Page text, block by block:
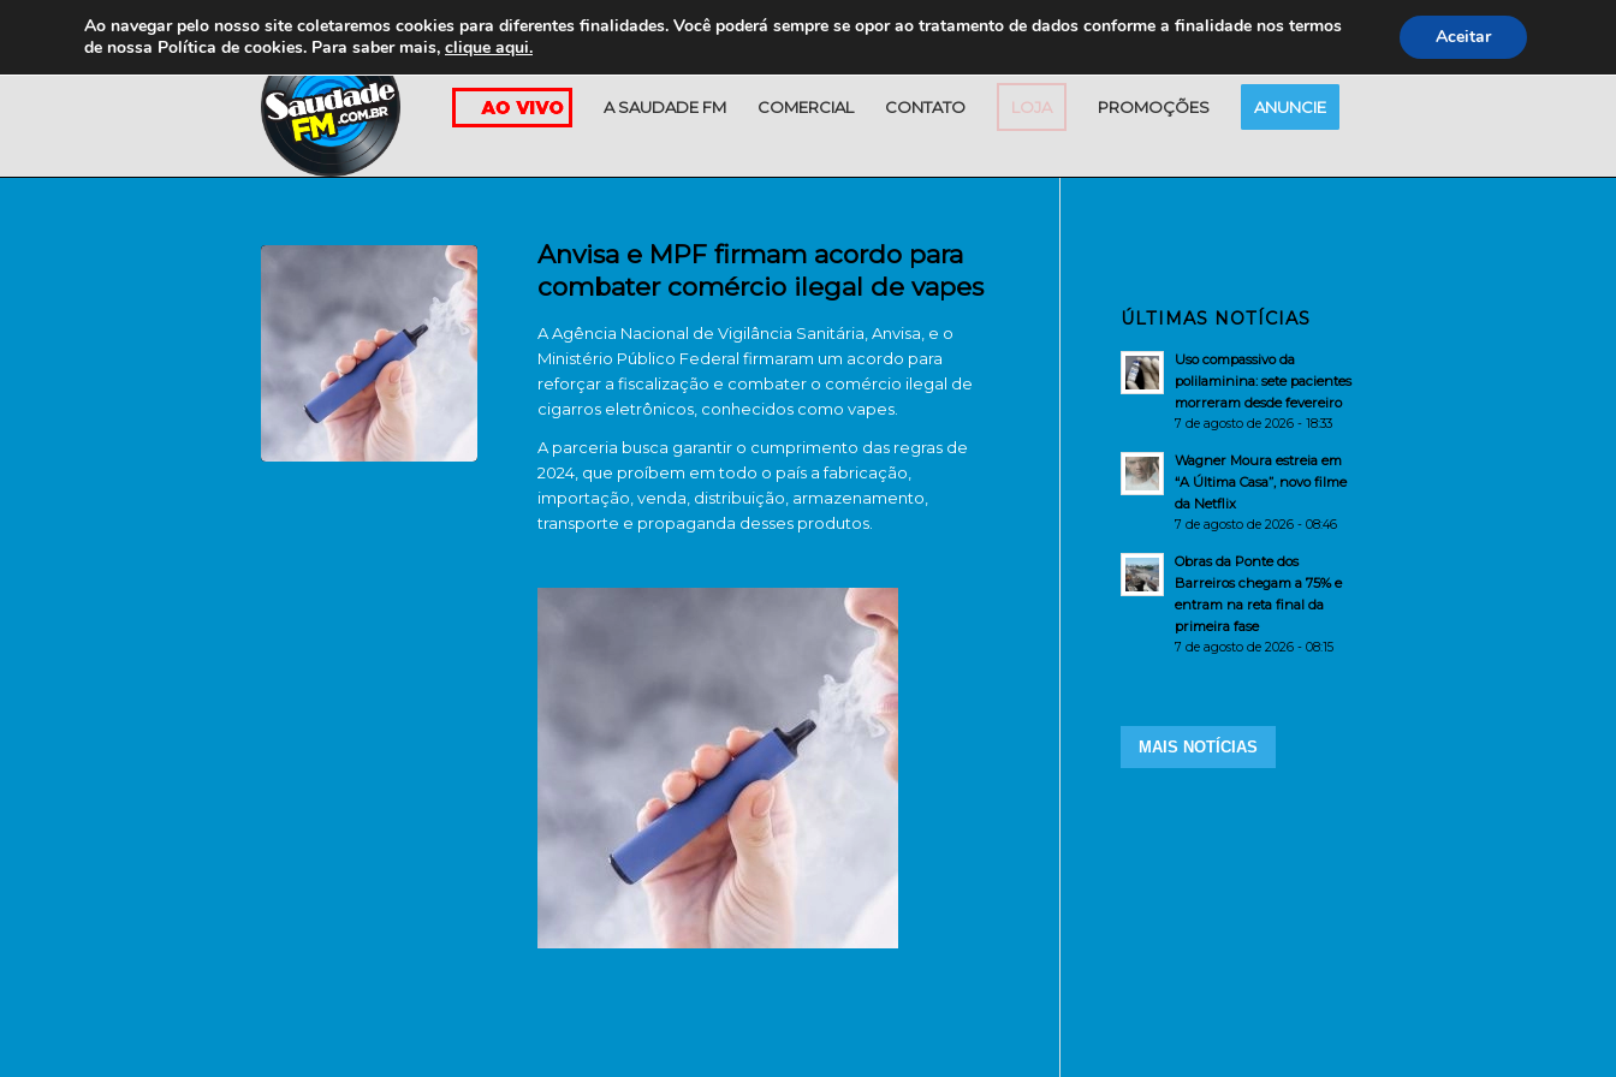
A SAUDADE FM COMERCIAL CONTATO LOJA PROMOÇÕES ANUNCIE
Anvisa e MPF firmam acordo para
combater comércio ilegal de vapes
A Agência Nacional de Vigilância Sanitária, Anvisa, e o
Ministério Público Federal firmaram um acordo para
reforçar a fiscalização e combater o comércio ilegal de
cigarros eletrônicos, conhecidos como vapes.
A parceria busca garantir o cumprimento das regras de
2024, que proíbem em todo o país a fabricação,
importação, venda, distribuição, armazenamento,
transporte e propaganda desses produtos.
ÚLTIMAS NOTÍCIAS
Uso compassivo da
polilaminina: sete pacientes
morreram desde fevereiro
7 de agosto de 2026 - 18:33
Wagner Moura estreia em
“A Última Casa”, novo filme
da Netflix
7 de agosto de 2026 - 08:46
Obras da Ponte dos
Barreiros chegam a 75% e
entram na reta final da
primeira fase
7 de agosto de 2026 - 08:15
MAIS NOTÍCIAS
Ao navegar pelo nosso site coletaremos cookies para diferentes finalidades. Você poderá sempre se opor ao tratamento de dados conforme a finalidade nos termos
de nossa Política de cookies. Para saber mais, clique aqui. Aceitar